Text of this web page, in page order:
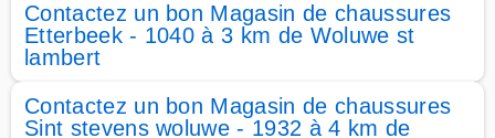
Contactez un bon Magasin de chaussures
Etterbeek - 1040 à 3 km de Woluwe st
lambert
Contactez un bon Magasin de chaussures
Sint stevens woluwe - 1932 à 4 km de